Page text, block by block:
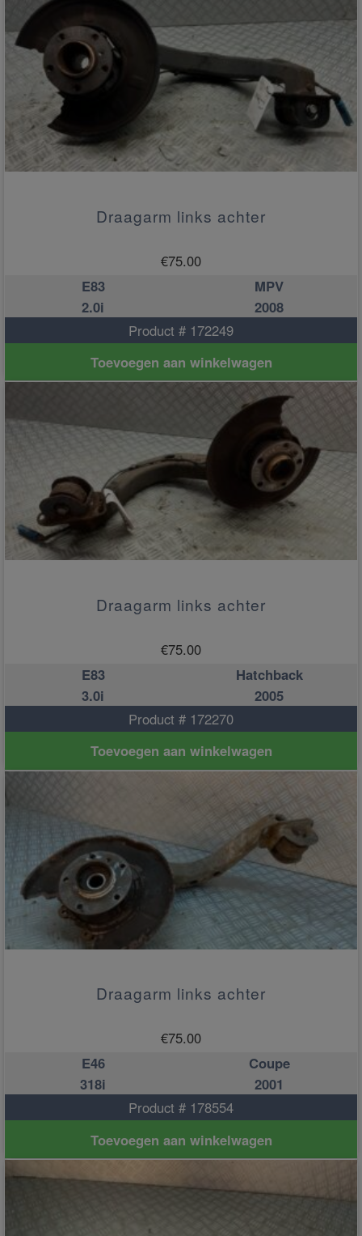
Draagarm links achter
€75.00
E83
MPV
2.0i
2008
Product # 172249
Toevoegen aan winkelwagen
Draagarm links achter
€75.00
E83
Hatchback
3.0i
2005
Product # 172270
Toevoegen aan winkelwagen
Draagarm links achter
€75.00
E46
Coupe
318i
2001
Product # 178554
Toevoegen aan winkelwagen